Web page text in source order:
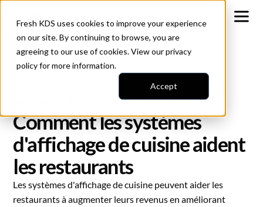
Fresh KDS uses cookies to improve your experience
on our site. By continuing to browse, you are
agreeing to our use of cookies. View ourprivacy
policyfor more information.
Accept
Systèmes d'affichage de cuisine
Comment les systèmes
d'affichage de cuisine aident
les restaurants
Les systèmes d'affichage de cuisine peuvent aider les
restaurants à augmenter leurs revenus en améliorant